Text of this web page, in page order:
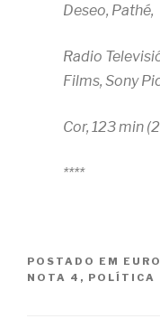
Deseo, Pathé,
Radio
Films, Sony
Cor, 123 min
****
POSTADO EM
NOTA 4 , POLÍTICA